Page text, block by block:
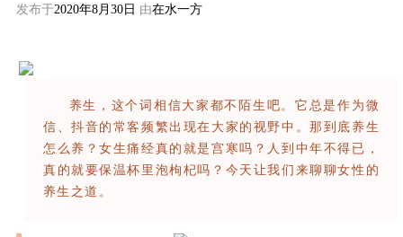
发布于2020年8月30日 由在水一方
养生，这个词相信大家都不陌生吧。它总是作为微
信、抖音的常客频繁出现在大家的视野中。那到底养生
怎么养？女生痛经真的就是宫寒吗？人到中年不得已，
真的就要保温杯里泡枸杞吗？今天让我们来聊聊女性的
养生之道。